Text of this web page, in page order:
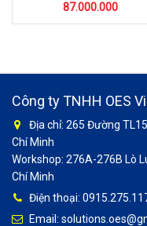
87.000.000
Công ty TNHH OES
Địa chỉ: 265 Đường
Chí Minh
Workshop: 276A-276B Lò
Chí Minh
Điện thoại:
Email: